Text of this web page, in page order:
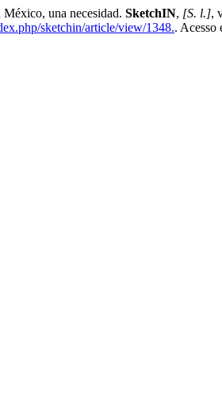
una necesidad. SketchIN, [S. l.],
sketchin/article/view/1348.. Acesso